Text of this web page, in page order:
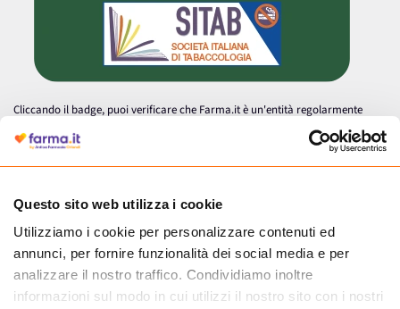
Questo sito web utilizza i cookie
Utilizziamo i cookie per personalizzare contenuti ed
annunci, per fornire funzionalità dei social media e per
analizzare il nostro traffico. Condividiamo inoltre
informazioni sul modo in cui utilizzi il nostro sito con i nostri
Cliccando il badge, puoi verificare che Farma.it è un'entità regolarmente
autorizzata dal Ministero della Salute a effettuare la vendita online di
medicinali.